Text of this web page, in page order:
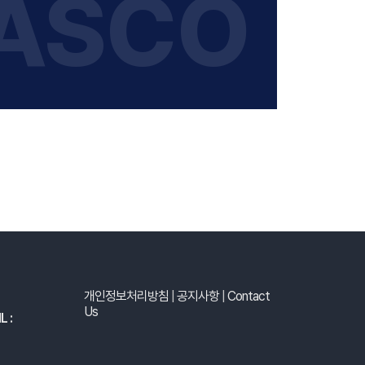
개인정보처리방침 공지사항| Contact
Us
: